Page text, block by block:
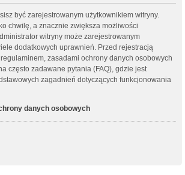
być zarejestrowanym użytkownikiem witryny.
chwilę, a znacznie zwiększa możliwości
witryny może zarejestrowanym
dodatkowych uprawnień. Przed rejestracją
zasadami ochrony danych osobowych
często zadawane pytania (FAQ), gdzie jest
zagadnień dotyczących funkcjonowania
danych osobowych